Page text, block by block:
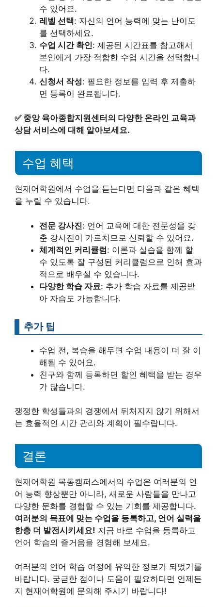
수 있어요.
레벨 선택: 자신의 언어 능력에 맞는 난이도
를 선택하세요.
수업 시간 확인: 제공된 시간표를 참고해서
본인에게 가장 적합한 수업 시간을 선택합니
다.
신청서 작성: 필요한 정보를 입력 후 제출하
면 등록이 완료됩니다.
✅ 중앙 육아종합지원센터의 다양한 온라인 교육과
상담 서비스에 대해 알아보세요.
수업 혜택
현재어학원에서 수업을 듣는다면 다음과 같은 혜택
을 누릴 수 있습니다.
전문 강사진: 언어 교육에 대한 전문성을 갖
춘 강사진이 가르치므로 신뢰할 수 있어요.
체계적인 커리큘럼: 이론과 실습을 함께 할
수 있도록 잘 구성된 커리큘럼으로 인해 효과
적으로 배우실 수 있습니다.
다양한 학습 자료: 추가 학습 자료를 제공받
아 자습도 가능합니다.
추가 팁
수업 전, 복습을 해두면 수업 내용이 더 잘 이
해될 수 있어요.
친구와 함께 등록하면 할인 혜택을 받는 경우
가 많습니다.
쟁쟁한 학생들과의 경쟁에서 뒤처지지 않기 위해서
는 효율적인 시간 관리와 계획이 필수랍니다.
결론
현재어학원 목동캠퍼스에서의 수업은 여러분의 언
어 능력 향상뿐만 아니라, 새로운 사람들을 만나고
다양한 문화를 경험할 수 있는 기회를 제공합니다.
여러분의 목표에 맞는 수업을 등록하고, 언어 실력을
한층 더 발전시키세요! 지금 바로 수업을 등록하고
언어 학습의 즐거움을 경험해 보세요.
여러분의 언어 학습 여정에 유익한 정보가 되었기를
바랍니다. 궁금한 점이나 도움이 필요하다면 언제든
지 현재어학원에 문의해 주시기 바랍니다!